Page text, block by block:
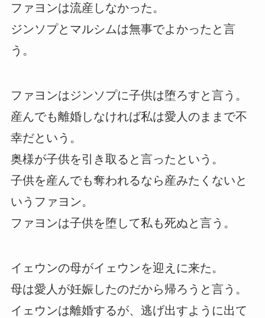
ファヨンは流産しなかった。
ジンソプとマルシムは無事でよかったと言
う。
ファヨンはジンソプに子供は堕ろすと言う。
産んでも離婚しなければ私は愛人のままで不
幸だという。
奥様が子供を引き取ると言ったという。
子供を産んでも奪われるなら産みたくないと
いうファヨン。
ファヨンは子供を堕して私も死ぬと言う。
イェウンの母がイェウンを迎えに来た。
母は愛人が妊娠したのだから帰ろうと言う。
イェウンは離婚するが、逃げ出すように出て